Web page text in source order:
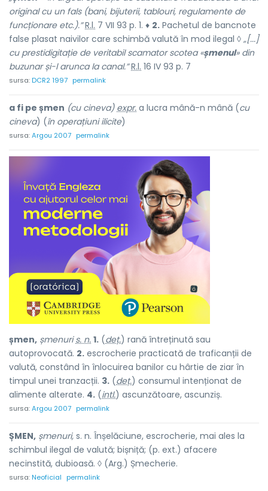
original cu un fals (bani, bijuterii, tablouri, regulamente de
funcționare etc.).” R.l. 7 VII 93 p. 1. ♦ 2. Pachetul de bancnote
false plasat naivilor care schimbă valută în mod ilegal ◊ „[...]
cu prestidigitație de veritabil scamator scotea «șmenul» din
buzunar și-l arunca la canal.” R.l. 16 IV 93 p. 7
sursa:DCR2 1997 permalink
a fi pe șmen (cu cineva)expr. a lucra mână-n mână (cu
cineva) (în operațiuni ilicite)
sursa:Argou 2007 permalink
șmen, șmenuris. n. 1. (deț.) rană întreținută sau
autoprovocată. 2. escrocherie practicată de traficanții de
valută, constând în înlocuirea banilor cu hârtie de ziar în
timpul unei tranzacții. 3. (deț.) consumul intenționat de
alimente alterate. 4. (intl.) ascunzătoare, ascunziș.
sursa:Argou 2007 permalink
ȘMEN, șmenuri, s. n. Înșelăciune, escrocherie, mai ales la
schimbul ilegal de valută; bișniță; (p. ext.) afacere
necinstită, dubioasă. ◊ (Arg.) Șmecherie.
sursa:Neoficial permalink